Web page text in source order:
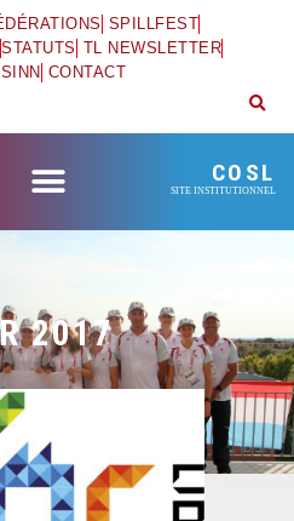
SPILLFEST
STATUTS TL NEWSLETTER
CONTACT
COSL
SITE INSTITUTIONNEL
2017